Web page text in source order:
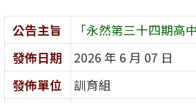
區
公告主旨
「永然第三十四期高
發佈日期
2026 年 6 月 07 日
發佈單位
訓育組